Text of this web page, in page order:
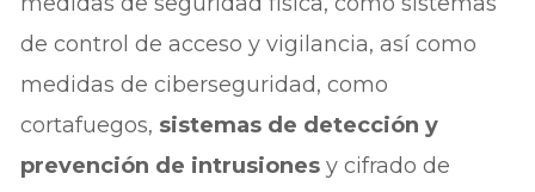
de control de acceso y vigilancia, así como
medidas de ciberseguridad, como
cortafuegos, sistemas de detección y
prevención de intrusionesy cifrado de